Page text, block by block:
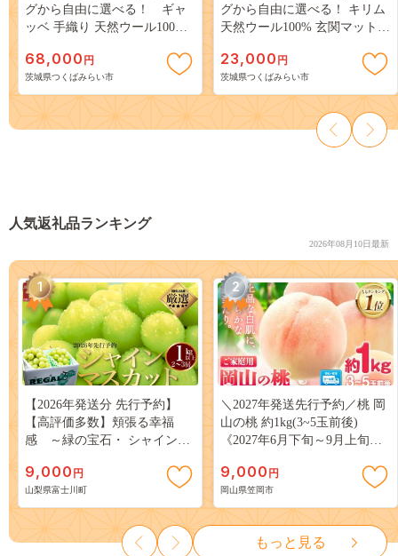
グから自由に選べる！ ギャ
ッベ 手織り 天然ウール100%
[BP13-NT]
68,000 円
茨城県つくばみらい市
グから自由に選べる！ キリム
天然ウール100% 玄関マット
ク [BP21-NT]
23,000 円
茨城県つくばみらい市
人気返礼品ランキング
2026年08月10日最新
1
【2026年発送分 先行予約】
【高評価多数】頬張る幸福
感 ～緑の宝石・ シャインマ
３房） フルーツ 山梨県産 果
物 くだもの シャイン マスカ
ット ぶどう ブドウ 葡萄 大粒
種なし 先行予約 富士川町
10000円 一万円 9000円 九千円
9,000 円
山梨県富士川町
2
＼2027年発送先行予約／桃 岡
山の桃 約1kg(3~5玉前後)
《2027年6月下旬～9月上旬頃
岡山 はくとう スイーツ フル
ーツ 果物 デザート 旬 モモ も
も 先行予約 送料無料 果物 岡
山県 笠岡市 清水白桃 白鳳 白
麗 クール便---
9,000 円
岡山県笠岡市
もっと見る